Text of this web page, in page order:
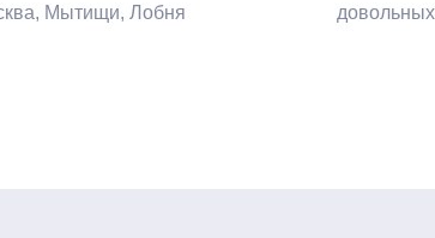
Мытищи, Лобня